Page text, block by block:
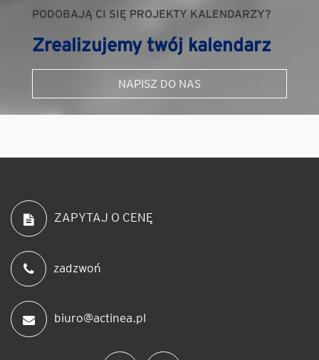
PODOBAJĄ CI SIĘ PROJEKTY KALENDARZY?
Zrealizujemy twój kalendarz
NAPISZ DO NAS
ZAPYTAJ O CENĘ
zadzwoń
biuro@actinea.pl